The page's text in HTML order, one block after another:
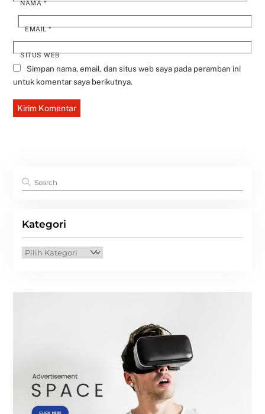
NAMA*
EMAIL*
SITUS WEB
Simpan nama, email, dan situs web saya pada peramban ini
untuk komentar saya berikutnya.
Kategori
Kategori